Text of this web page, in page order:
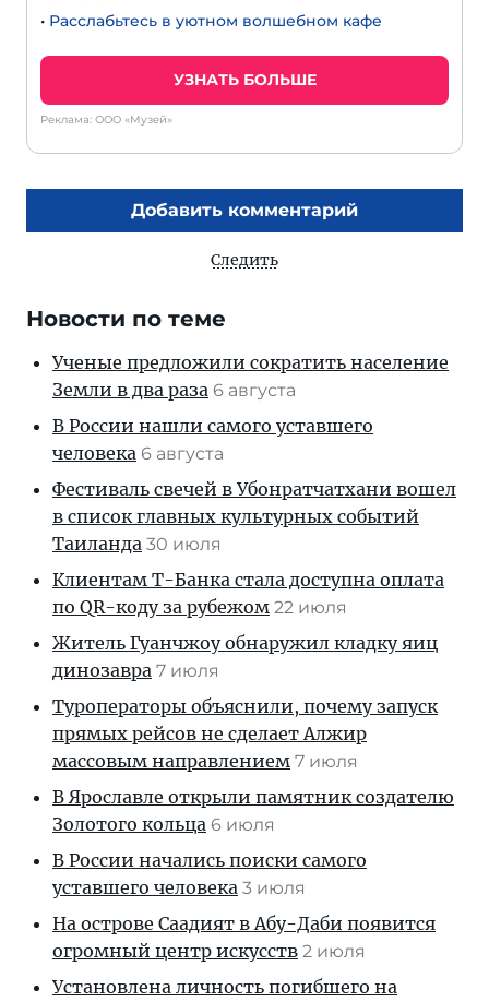
• Расслабьтесь в уютном волшебном кафе
УЗНАТЬ БОЛЬШЕ
Реклама: ООО «Музей»
Добавить комментарий
Следить
Новости по теме
Ученые предложили сократить население
Земли в два раза 6 августа
В России нашли самого уставшего
человека 6 августа
Фестиваль свечей в Убонратчатхани вошел
в список главных культурных событий
Таиланда 30 июля
Клиентам T-Банка стала доступна оплата
по QR-коду за рубежом 22 июля
Житель Гуанчжоу обнаружил кладку яиц
динозавра 7 июля
Туроператоры объяснили, почему запуск
прямых рейсов не сделает Алжир
массовым направлением 7 июля
В Ярославле открыли памятник создателю
Золотого кольца 6 июля
В России начались поиски самого
уставшего человека 3 июля
На острове Саадият в Абу-Даби появится
огромный центр искусств 2 июля
Установлена личность погибшего на